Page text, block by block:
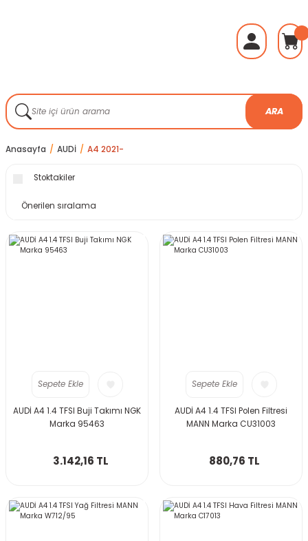
ARA
Anasayfa AUDİ A4 2021-
Stoktakiler
Sepete Ekle
AUDİ A4 1.4 TFSI Buji Takımı NGK
Marka 95463
3.142,16 TL
Sepete Ekle
AUDİ A4 1.4 TFSI Polen Filtresi
MANN Marka CU31003
880,76 TL